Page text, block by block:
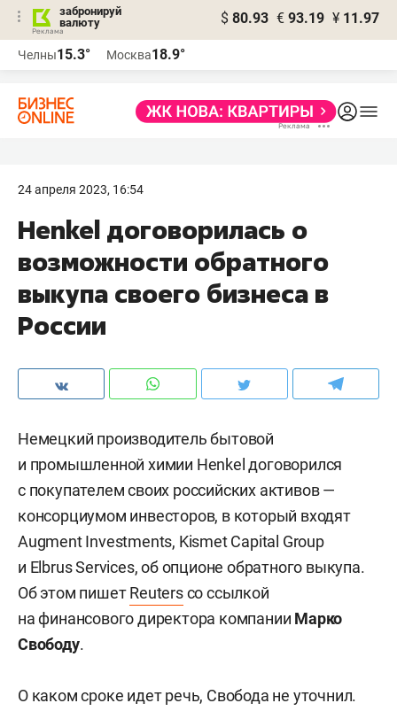
забронируй
валюту
$ 80.93 € 93.19 ¥ 11.97
Челны15.3° Москва18.9°
24 апреля 2023, 16:54
Henkel договорилась о
возможности обратного
выкупа своего бизнеса в
России
Немецкий производитель бытовой
и промышленной химии Henkel договорился
с покупателем своих российских активов —
консорциумом инвесторов, в который входят
Augment Investments, Kismet Capital Group
и Elbrus Services, об опционе обратного выкупа.
Об этом пишетReutersсо ссылкой
на финансового директора компании Марко
Свободу.
О каком сроке идет речь, Свобода не уточнил.